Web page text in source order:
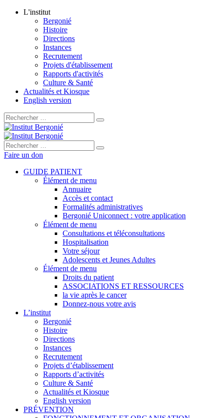
L'institut
Bergonié
Histoire
Directions
Instances
Recrutement
Projets d'établissement
Rapports d'activités
Culture & Santé
Actualités et Kiosque
English version
Rechercher :
Rechercher :
Faire un don
GUIDE PATIENT
Élément de menu
Annuaire
Accès et contact
Formalités administratives
Bergonié Uniconnect : votre application
Élément de menu
Consultations et téléconsultations
Hospitalisation
Votre séjour
Adolescents et Jeunes Adultes
Élément de menu
Droits du patient
ASSOCIATIONS ET RESSOURCES
la vie après le cancer
Donnez-nous votre avis
L’institut
Bergonié
Histoire
Directions
Instances
Recrutement
Projets d’établissement
Rapports d’activités
Culture & Santé
Actualités et Kiosque
English version
PRÉVENTION